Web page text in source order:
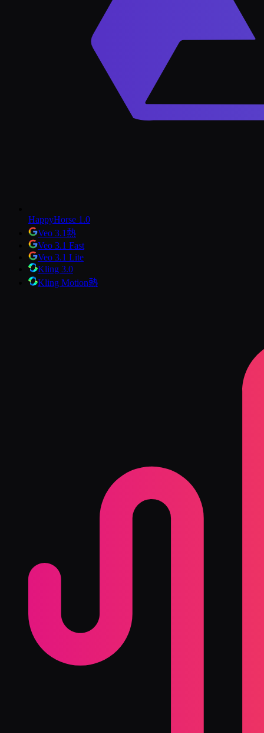
HappyHorse 1.0
Veo 3.1 熱
Veo 3.1 Fast
Veo 3.1 Lite
Kling 3.0
Kling Motion熱